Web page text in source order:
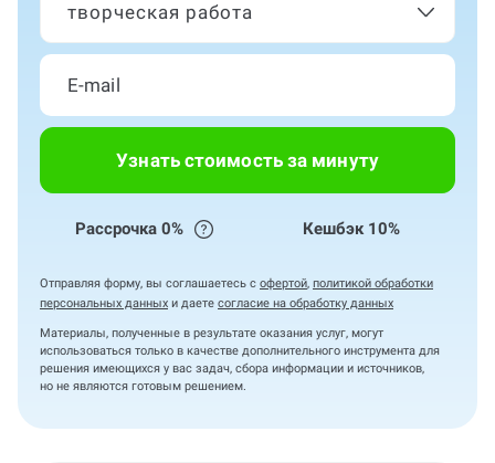
творческая работа
Узнать стоимость за минуту
Рассрочка 0% Кешбэк 10%
Отправляя форму, вы соглашаетесь с офертой, политикой обработки
персональных данных и даете согласие на обработку данных
Материалы, полученные в результате оказания услуг, могут
использоваться только в качестве дополнительного инструмента для
решения имеющихся у вас задач, сбора информации и источников,
но не являются готовым решением.